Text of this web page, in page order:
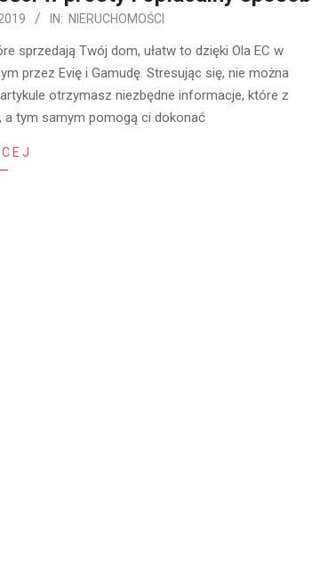
IN: NIERUCHOMOŚCI
sprzedają Twój dom, ułatw to dzięki Ola EC w
przez Evię i Gamudę. Stresując się, nie można
otrzymasz niezbędne informacje, które z
a tym samym pomogą ci dokonać